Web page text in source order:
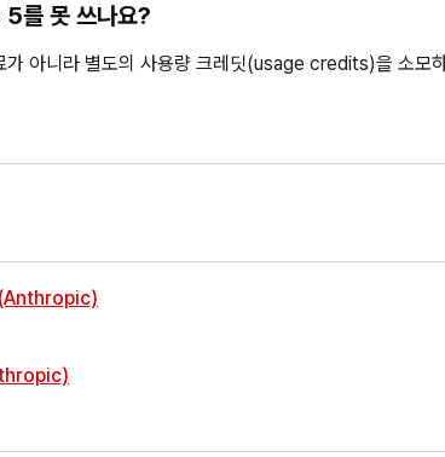
를 못 쓰나요?
가 아니라 별도의 사용량 크레딧(usage credits)을 소모